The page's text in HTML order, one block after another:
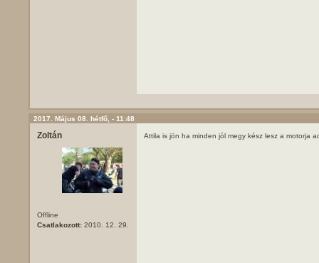
2017. Május 08. hétfő, - 11:48
Zoltán
Offline
Csatlakozott: 2010. 12. 29.
Attila is jön ha minden jól megy kész lesz a motorja